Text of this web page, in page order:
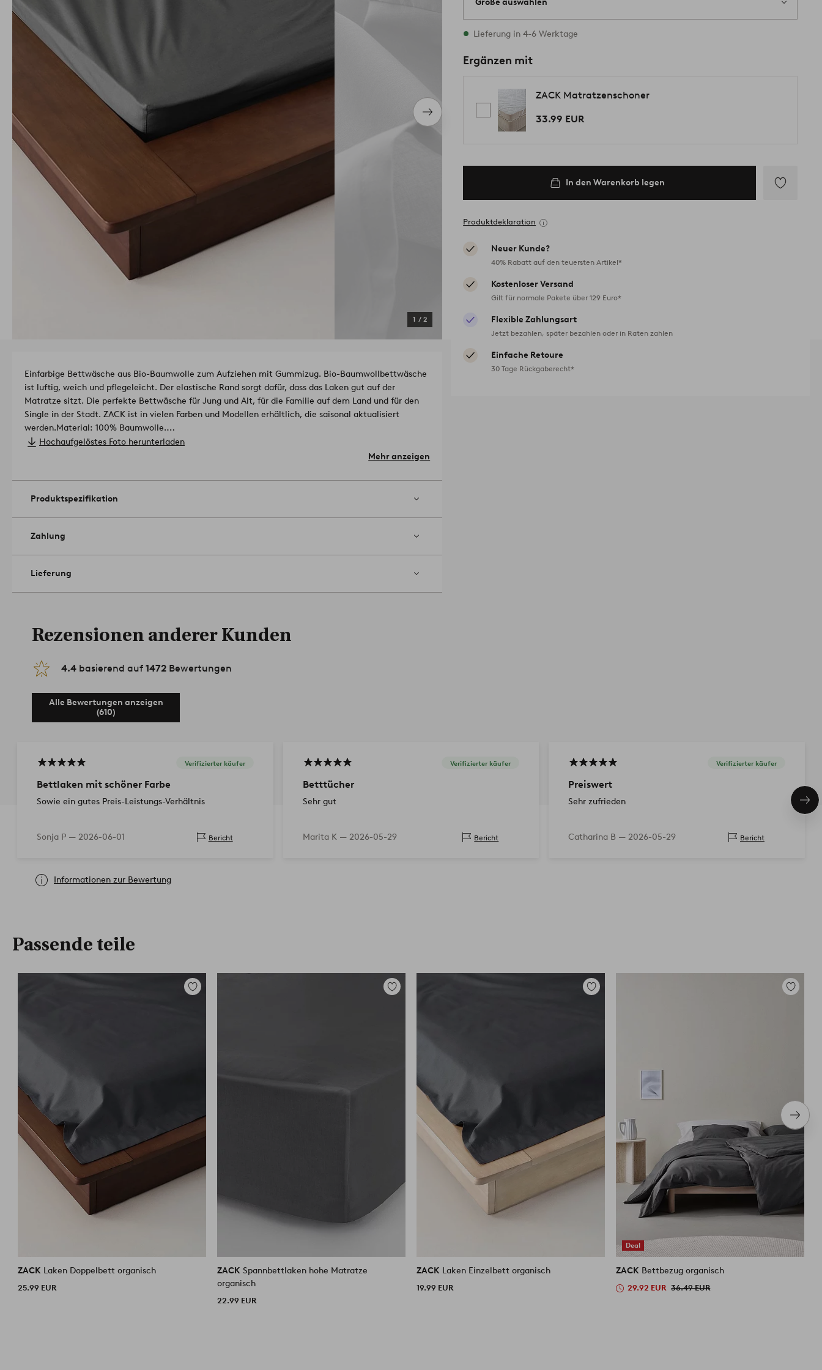
Nächstes
Produkt
1 / 2
Größe auswählen
Alle Größen vorrätig
Lieferung in 4-6 Werktage
Ergänzen mit
ZACK Matratzenschoner
33.99 EUR
In den Warenkorb legen
Produktdeklaration
Neuer Kunde?
40% Rabatt auf den teuersten Artikel*
Kostenloser Versand
Gilt für normale Pakete über 129 Euro*
Flexible Zahlungsart
Jetzt bezahlen, später bezahlen oder in Raten zahlen
Einfache Retoure
30 Tage Rückgaberecht*
Einfarbige Bettwäsche aus Bio-Baumwolle zum Aufziehen mit Gummizug. Bio-Baumwollbettwäsche
ist luftig, weich und pflegeleicht. Der elastische Rand sorgt dafür, dass das Laken gut auf der
Matratze sitzt. Die perfekte Bettwäsche für Jung und Alt, für die Familie auf dem Land und für den
Single in der Stadt. ZACK ist in vielen Farben und Modellen erhältlich, die saisonal aktualisiert
werden.
Material: 100% Baumwolle.
Länge: 200 cm. Ecken: 20 cm. Wähle bei der Bestellung die Breite aus.
Fäden in Kette und Schuss pro Quadratzoll angegeben. Je höher die Fadendichte, desto höher die
Qualität.).
kein Bleichmittel. Mit ähnlichen Farben waschen. Auf links waschen. Schrumpfung max 5
Hochaufgelöstes Foto herunterladen
Mehr anzeigen
Produktspezifikation
Zahlung
Lieferung
Rezensionen anderer Kunden
4.4 basierend auf 1472 Bewertungen
Alle Bewertungen anzeigen
(610)
Verifizierter käufer
Bettlaken mit schöner Farbe
Sowie ein gutes Preis-Leistungs-Verhältnis
Sonja P — 2026-06-01 Bericht
Verifizierter käufer
Betttücher
Sehr gut
Marita K — 2026-05-29 Bericht
Verifizierter käufer
Preiswert
Sehr zufrieden
Catharina B — 2026-05-29 Bericht
Informationen zur Bewertung
Passende teile
Zu
ZACK Laken Doppelbett organisch
25.99 EUR
Zu
ZACK Spannbettlaken hohe Matratze
organisch
22.99 EUR
Zu
ZACK Laken Einzelbett organisch
19.99 EUR
Deal
Zu
ZACK Bettbezug organisch
29.92 EUR 36.49 EUR